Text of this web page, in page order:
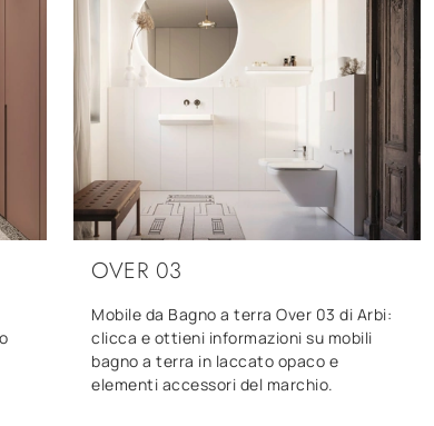
OVER 03
Mobile da Bagno a terra Over 03 di Arbi:
clicca e ottieni informazioni su mobili
bagno a terra in laccato opaco e
elementi accessori del marchio.